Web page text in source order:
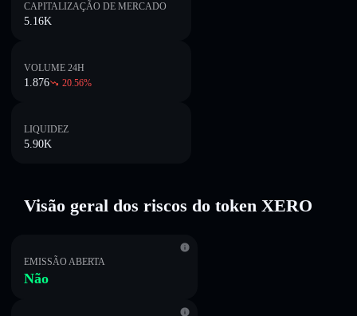
CAPITALIZAÇÃO DE MERCADO
5.16K
VOLUME 24H
1.876 20.56%
LIQUIDEZ
5.90K
Visão geral dos riscos do token XERO
EMISSÃO ABERTA
Não